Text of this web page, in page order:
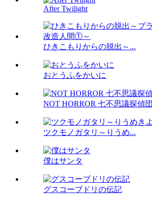
After Twilight
ひきこもりからの脱出～...
おとうふをかいに
NOT HORROR 七不思議探偵団
ツクモノガタリ～りうめ...
僕はサンタ
グスコーブドリの伝記